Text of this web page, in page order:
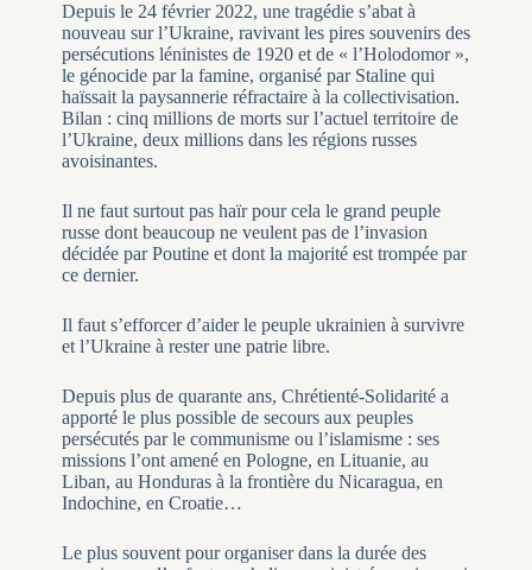
Depuis le 24 février 2022, une tragédie s’abat à
nouveau sur l’Ukraine, ravivant les pires souvenirs des
persécutions léninistes de 1920 et de « l’Holodomor »,
le génocide par la famine, organisé par Staline qui
haïssait la paysannerie réfractaire à la collectivisation.
Bilan : cinq millions de morts sur l’actuel territoire de
l’Ukraine, deux millions dans les régions russes
avoisinantes.
Il ne faut surtout pas haïr pour cela le grand peuple
russe dont beaucoup ne veulent pas de l’invasion
décidée par Poutine et dont la majorité est trompée par
ce dernier.
Il faut s’efforcer d’aider le peuple ukrainien à survivre
et l’Ukraine à rester une patrie libre.
Depuis plus de quarante ans, Chrétienté-Solidarité a
apporté le plus possible de secours aux peuples
persécutés par le communisme ou l’islamisme : ses
missions l’ont amené en Pologne, en Lituanie, au
Liban, au Honduras à la frontière du Nicaragua, en
Indochine, en Croatie…
Le plus souvent pour organiser dans la durée des